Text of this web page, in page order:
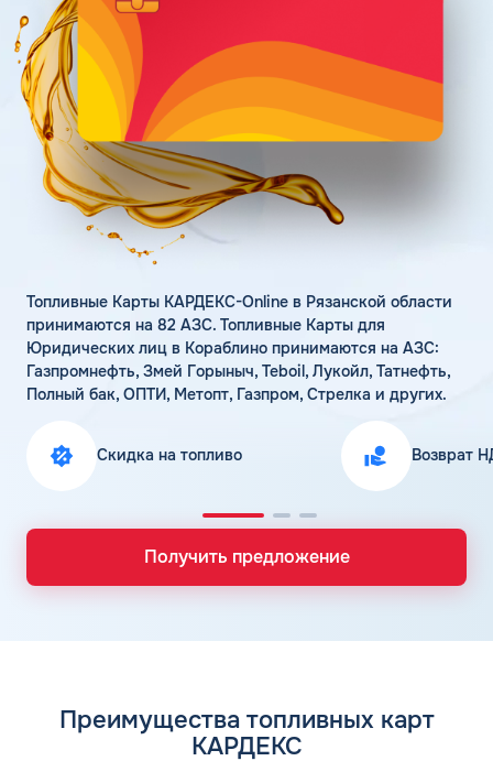
Статьи
Цена бензина и ДТ
Личный кабинет
Карта АЗС
Получить консультацию
Топливные Карты КАРДЕКС-Online в Рязанской области
принимаются на 82 АЗС. Топливные Карты для
Юридических лиц в Кораблино принимаются на АЗС:
Газпромнефть, Змей Горыныч, Teboil, Лукойл, Татнефть,
Полный бак, ОПТИ, Метопт, Газпром, Стрелка и других.
Скидка на топливо Возврат
Получить предложение
Преимущества топливных карт
КАРДЕКС